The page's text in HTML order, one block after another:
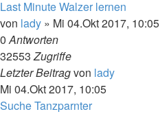
Last Minute Walzer lernen
von lady » Mi 04.Okt 2017, 10:05
0Antworten
32553Zugriffe
Letzter Beitragvon lady
Mi 04.Okt 2017, 10:05
Suche Tanzparnter